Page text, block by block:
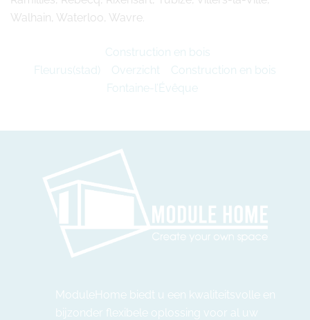
Walhain, Waterloo, Wavre.
Construction en bois
Fleurus(stad)
Overzicht
Construction en bois
Fontaine-l’Évêque
ModuleHome biedt u een kwaliteitsvolle en
bijzonder flexibele oplossing voor al uw